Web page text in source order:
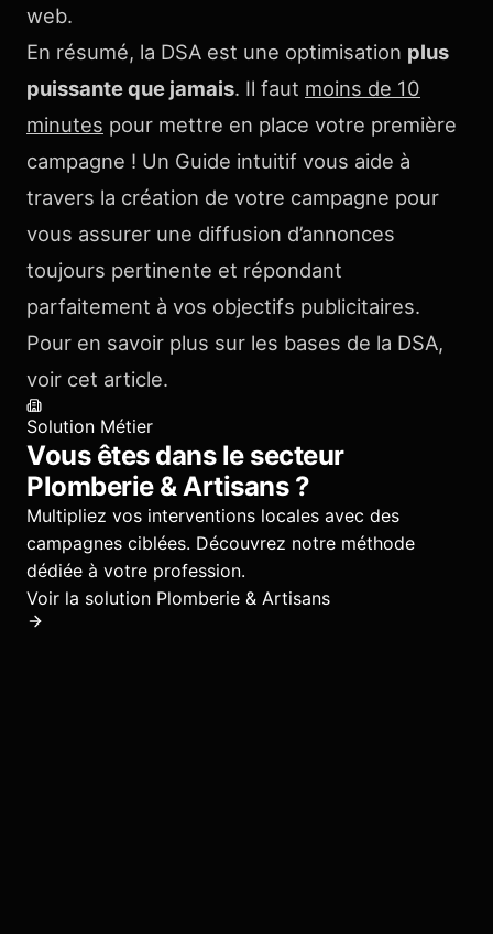
web.
En résumé, la DSA est une optimisation plus
puissante que jamais. Il faut moins de 10
minutes pour mettre en place votre première
campagne ! Un Guide intuitif vous aide à
travers la création de votre campagne pour
vous assurer une diffusion d’annonces
toujours pertinente et répondant
parfaitement à vos objectifs publicitaires.
Pour en savoir plus sur les bases de la DSA,
voir cet article.
Solution Métier
Vous êtes dans le secteur
Plomberie & Artisans?
Multipliez vos interventions locales avec des
campagnes ciblées. Découvrez notre méthode
dédiée à votre profession.
Voir la solution Plomberie & Artisans